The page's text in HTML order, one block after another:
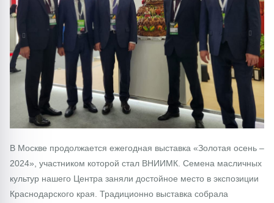
1/0
В Москве продолжается ежегодная выставка «Золотая осень –
2024», участником которой стал ВНИИМК. Семена масличных
культур нашего Центра заняли достойное место в экспозиции
Краснодарского края. Традиционно выставка собрала